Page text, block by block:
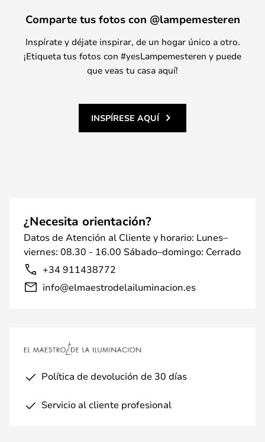
Comparte tus fotos con @lampemesteren
Inspírate y déjate inspirar, de un hogar único a otro.
¡Etiqueta tus fotos con #yesLampemesteren y puede
que veas tu casa aquí!
INSPÍRESE AQUÍ
¿Necesita orientación?
Datos de Atención al Cliente y horario: Lunes–
viernes: 08.30 - 16.00 Sábado–domingo: Cerrado
+34 911438772
info@elmaestrodelailuminacion.es
Política de devolución de 30 días
Servicio al cliente profesional